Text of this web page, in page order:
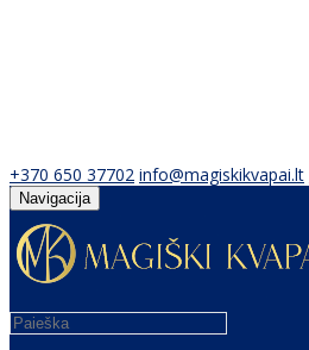
+370 650 37702 info@magiskikvapai.lt
Navigacija